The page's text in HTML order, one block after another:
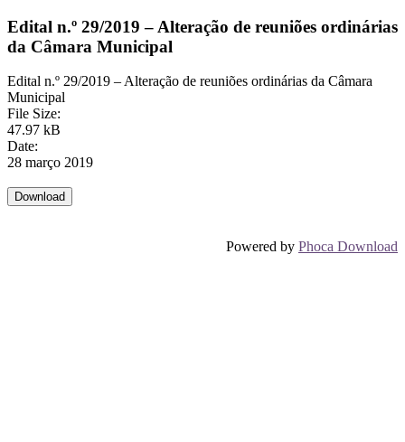
Edital n.º 29/2019 – Alteração de reuniões ordinárias
da Câmara Municipal
Edital n.º 29/2019 – Alteração de reuniões ordinárias da Câmara
Municipal
File Size:
47.97 kB
Date:
28 março 2019
Powered by Phoca Download